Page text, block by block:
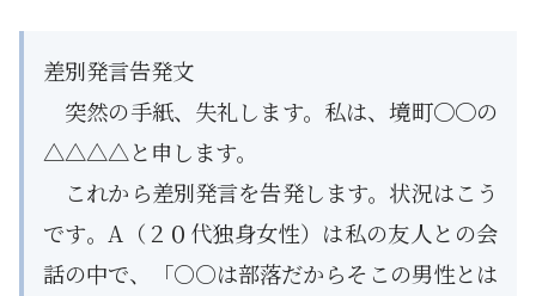
差別発言告発文
突然の手紙、失礼します。私は、境町〇〇の
△△△△と申します。
これから差別発言を告発します。状況はこう
です。A（２０代独身女性）は私の友人との会
話の中で、「○○は部落だからそこの男性とは